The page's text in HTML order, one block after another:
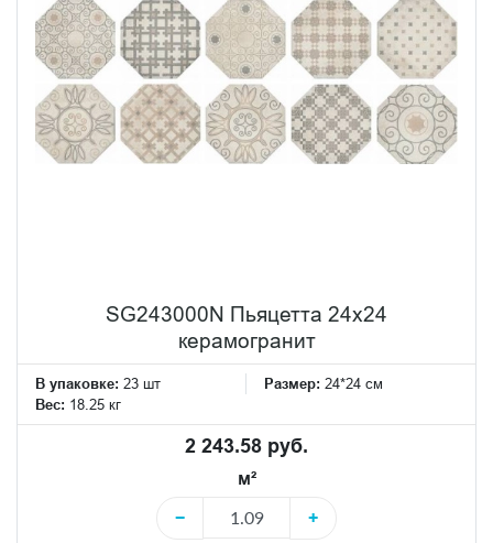
SG243000N Пьяцетта 24x24
керамогранит
В упаковке: 23 шт Размер: 24*24 см
Вес: 18.25 кг
2 243.58 руб.
м²
−
+